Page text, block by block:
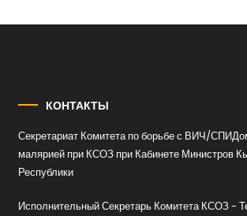
КОНТАКТЫ
Секретариат Комитета по борьбе с ВИЧ/
малярией при КСОЗ при Кабинете Министров
Республики
Исполнительный Секретарь Комитета КСОЗ -